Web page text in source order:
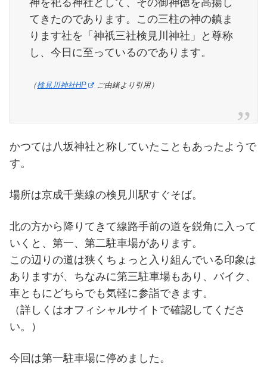
神を祀る神社として、その御神徳を高揚し
てきたのであります。この三柱の神の鎮ま
ります社を「神祇三社検見川神社」と尊称
し、今日に至っているのであります。
（検見川神社HP ご由緒より引用）
かつては八坂神社と称していたこともあったようで
す。
場所は京成千葉線の検見川駅すぐそば。
北の方から降りてきて線路手前の道を鋭角に入って
いくと、第一、第二駐車場があります。
この辺りの道は狭くちょっと入り組んでいる印象は
ありますが、ちなみに第三駐車場もあり、バイク、
車ともにどちらでも気軽に参詣できます。
（詳しくはオフィシャルサイトで確認してくださ
い。）
今回は第一駐車場に停めました。